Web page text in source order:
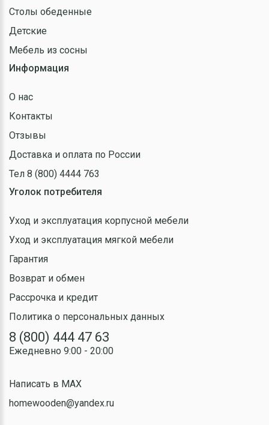
Столы обеденные
Детские
Мебель из сосны
Информация
О нас
Контакты
Отзывы
Доставка и оплата по России
Тел 8 (800) 4444 763
Уголок потребителя
Уход и эксплуатация корпусной мебели
Уход и эксплуатация мягкой мебели
Гарантия
Возврат и обмен
Рассрочка и кредит
Политика о персональных данных
8 (800) 444 47 63
Ежедневно 9:00 - 20:00
Написать в MAX
homewooden@yandex.ru